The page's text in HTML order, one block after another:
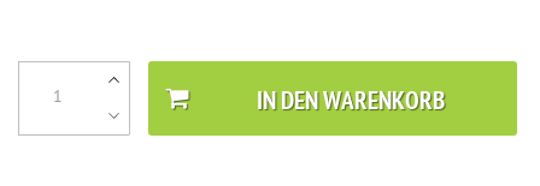
IN DEN WARENKORB